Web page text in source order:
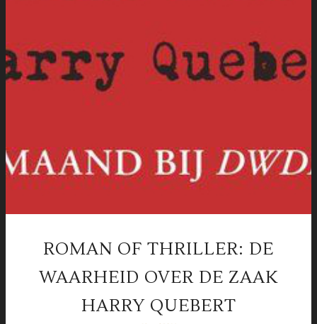
ROMAN OF THRILLER: DE
WAARHEID OVER DE ZAAK
HARRY QUEBERT